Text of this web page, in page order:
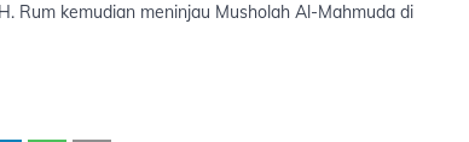
Rum kemudian meninjau Musholah Al-Mahmuda di